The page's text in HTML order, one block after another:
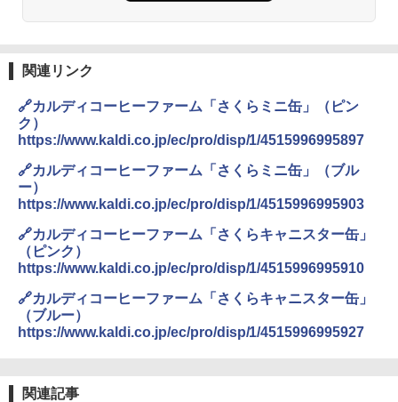
3
カップヌードル カップヌードルPRO シ
ーフードヌードル 高たんぱく&低糖質 さ
4
国分 tabete だし麺 千葉県産はまぐりだ
し 塩らーめん 108g×10袋 保存食 備蓄
￥2,323
3
[山善] スチームオーブンレンジ 省エネ
ーム調理 フラットテーブル トースト機
ック YRZ-WF150TV(B)
￥26,130
4
TOSHIBA(東芝) スチームオーブンレン
0℃ 1段調理 フラットテーブル 電子レン
ジ 赤外線センサー ノンフライ調理 簡単
関連リンク
🔗カルディコーヒーファーム「さくらミニ缶」（ピン
ク）
https://www.kaldi.co.jp/ec/pro/disp/1/4515996995897
🔗カルディコーヒーファーム「さくらミニ缶」（ブル
ー）
https://www.kaldi.co.jp/ec/pro/disp/1/4515996995903
🔗カルディコーヒーファーム「さくらキャニスター缶」
（ピンク）
https://www.kaldi.co.jp/ec/pro/disp/1/4515996995910
🔗カルディコーヒーファーム「さくらキャニスター缶」
（ブルー）
https://www.kaldi.co.jp/ec/pro/disp/1/4515996995927
関連記事